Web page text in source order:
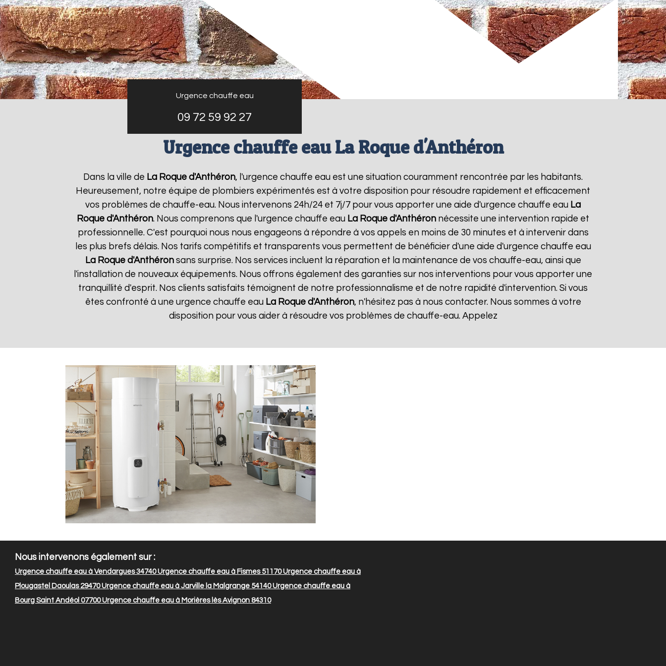
Urgence chauffe eau
09 72 59 92 27
Urgence chauffe eau La Roque d'Anthéron
Dans la ville de La Roque d'Anthéron, l'urgence chauffe eau est une situation couramment rencontrée par les habitants.
Heureusement, notre équipe de plombiers expérimentés est à votre disposition pour résoudre rapidement et efficacement
vos problèmes de chauffe-eau. Nous intervenons 24h/24 et 7j/7 pour vous apporter une aide d'urgence chauffe eau La
Roque d'Anthéron. Nous comprenons que l'urgence chauffe eau La Roque d'Anthéron nécessite une intervention rapide et
professionnelle. C'est pourquoi nous nous engageons à répondre à vos appels en moins de 30 minutes et à intervenir dans
les plus brefs délais. Nos tarifs compétitifs et transparents vous permettent de bénéficier d'une aide d'urgence chauffe eau
La Roque d'Anthéronsans surprise. Nos services incluent la réparation et la maintenance de vos chauffe-eau, ainsi que
l'installation de nouveaux équipements. Nous offrons également des garanties sur nos interventions pour vous apporter une
tranquillité d'esprit. Nos clients satisfaits témoignent de notre professionnalisme et de notre rapidité d'intervention. Si vous
êtes confronté à une urgence chauffe eau La Roque d'Anthéron, n'hésitez pas à nous contacter. Nous sommes à votre
disposition pour vous aider à résoudre vos problèmes de chauffe-eau. Appelez
Nous intervenons également sur :
Urgence chauffe eau à Vendargues 34740Urgence chauffe eau à Fismes 51170Urgence chauffe eau à
Plougastel Daoulas 29470Urgence chauffe eau à Jarville la Malgrange 54140Urgence chauffe eau à
Bourg Saint Andéol 07700Urgence chauffe eau à Morières lès Avignon 84310